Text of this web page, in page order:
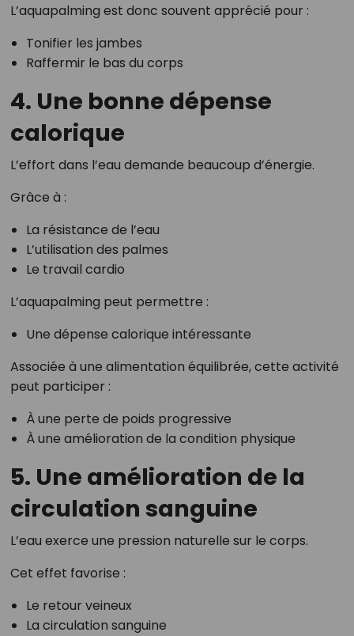
L’aquapalming est donc souvent apprécié pour :
Tonifier les jambes
Raffermir le bas du corps
4. Une bonne dépense
calorique
L’effort dans l’eau demande beaucoup d’énergie.
Grâce à :
La résistance de l’eau
L’utilisation des palmes
Le travail cardio
L’aquapalming peut permettre :
Une dépense calorique intéressante
Associée à une alimentation équilibrée, cette activité
peut participer :
À une perte de poids progressive
À une amélioration de la condition physique
5. Une amélioration de la
circulation sanguine
L’eau exerce une pression naturelle sur le corps.
Cet effet favorise :
Le retour veineux
La circulation sanguine